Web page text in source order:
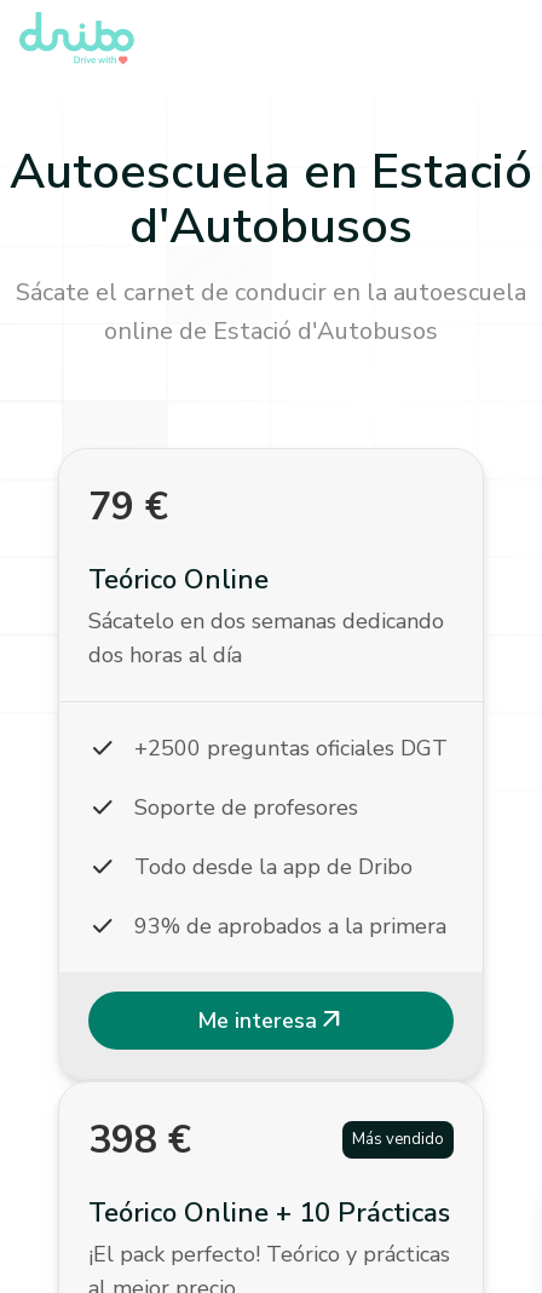
Autoescuela en Estació
d'Autobusos
Sácate el carnet de conducir en la autoescuela
online de Estació d'Autobusos
79 €
Teórico Online
Sácatelo en dos semanas dedicando
dos horas al día
check +2500 preguntas oficiales DGT
check Soporte de profesores
check Todo desde la app de Dribo
check 93% de aprobados a la primera
Me interesa arrow_outward
398 € Más vendido
Teórico Online + 10 Prácticas
¡El pack perfecto! Teórico y prácticas